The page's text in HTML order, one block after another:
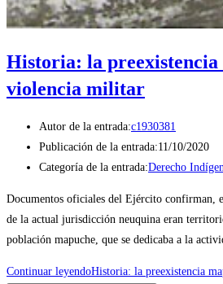
Historia: la preexistencia
violencia militar
Autor de la entrada:c1930381
Publicación de la entrada:11/10/2020
Categoría de la entrada:Derecho
Documentos oficiales del Ejército confirman,
de la actual jurisdicción neuquina eran
población mapuche, que se dedicaba a la
Continuar leyendoHistoria: la preexistencia